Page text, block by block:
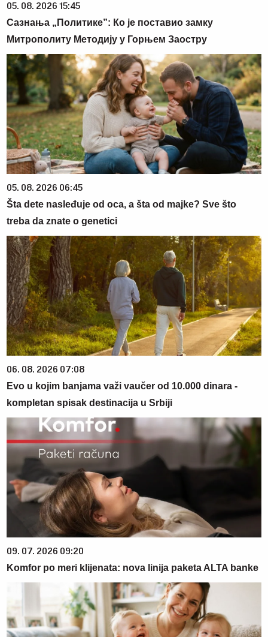
05. 08. 2026 15:45
Сазнања „Политике”: Ко је поставио замку
Митрополиту Методију у Горњем Заостру
05. 08. 2026 06:45
Šta dete nasleđuje od oca, a šta od majke? Sve što
treba da znate o genetici
06. 08. 2026 07:08
Evo u kojim banjama važi vaučer od 10.000 dinara -
kompletan spisak destinacija u Srbiji
09. 07. 2026 09:20
Komfor po meri klijenata: nova linija paketa ALTA banke